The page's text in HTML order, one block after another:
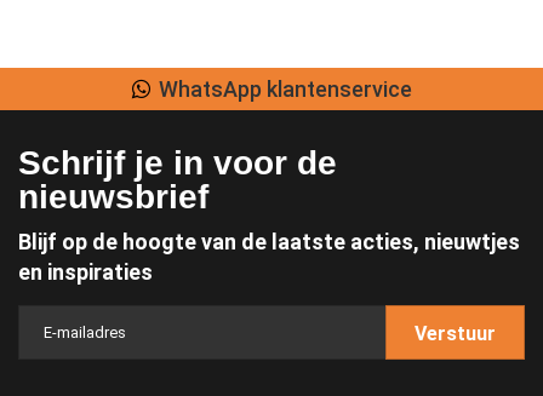
WhatsApp klantenservice
Schrijf je in voor de
nieuwsbrief
Blijf op de hoogte van de laatste acties, nieuwtjes
en inspiraties
Verstuur